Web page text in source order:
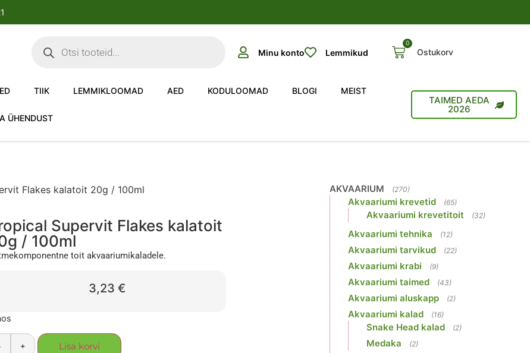
Minu konto Lemmikud
0
Ostukorv
TIIK LEMMIKLOOMAD AED KODULOOMAD BLOGI MEIST
ÜHENDUST
TAIMED AEDA
2026
Flakes kalatoit 20g / 100ml
Supervit Flakes kalatoit
/ 100ml
toit akvaariumikaladele.
3,23 €
+ Lisa korvi
AKVAARIUM (270)
Akvaariumi krevetid (65)
Akvaariumi krevetitoit (32)
Akvaariumi tehnika (12)
Akvaariumi tarvikud (22)
Akvaariumi krabi (9)
Akvaariumi taimed (43)
Akvaariumi aluskapp (2)
Akvaariumi kalad (16)
Snake Head kalad (2)
Medaka (2)